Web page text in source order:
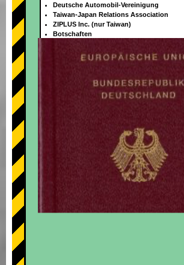
+
Deutsche Automobil-Vereinigung
Taiwan-Japan Relations Association
ZIPLUS Inc. (nur Taiwan)
Botschaften